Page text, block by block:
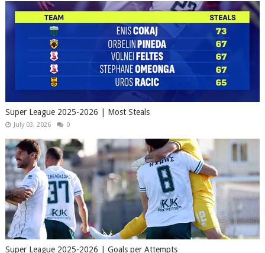
Super League 2025-2026 | Most Steals
July 03, 2026 0
Super League 2025-2026 | Goals per Attempts